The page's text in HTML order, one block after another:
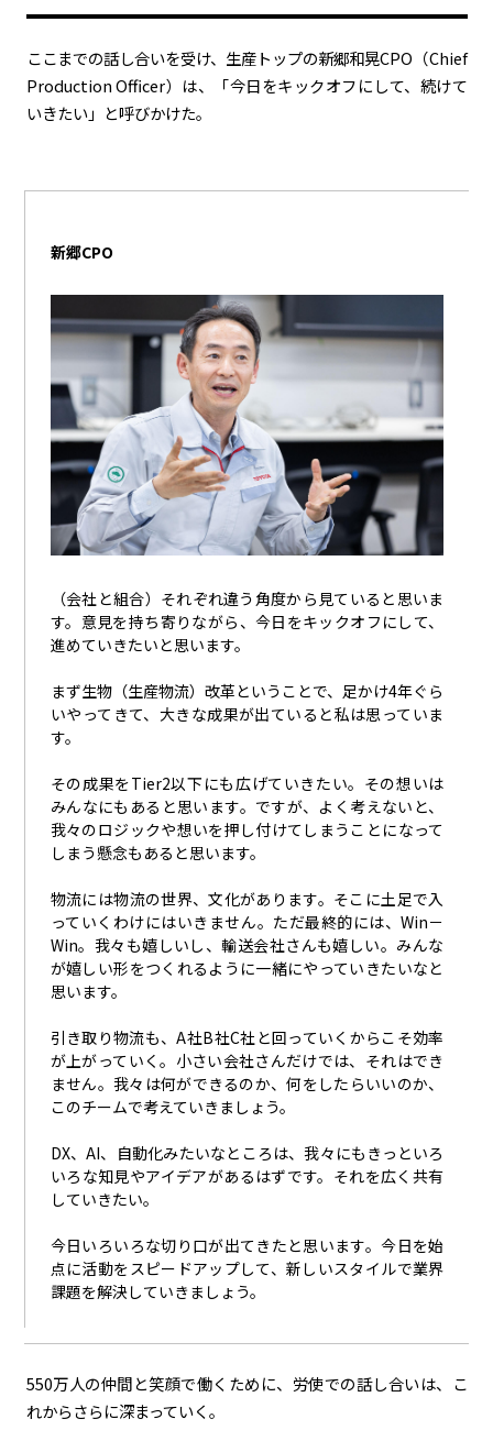
カーボンニュートラル 水素エンジン BEV 燃料電池車（FCEV）
Woven City
コーポレート
ここまでの話し合いを受け、生産トップの新郷和晃CPO （Chief
Production Officer）は、「今日をキックオフにして、続けて
いきたい」と呼びかけた。
新郷CPO
（会社と組合）それぞれ違う角度から見ていると思いま
す。意見を持ち寄りながら、今日をキックオフにして、
進めていきたいと思います。
まず生物（生産物流）改革ということで、足かけ4年ぐら
いやってきて、大きな成果が出ていると私は思っていま
す。
その成果をTier2以下にも広げていきたい。その想いは
みんなにもあると思います。ですが、よく考えないと、
我々のロジックや想いを押し付けてしまうことになって
しまう懸念もあると思います。
物流には物流の世界、文化があります。そこに土足で入
っていくわけにはいきません。ただ最終的には、Win－
Win。我々も嬉しいし、輸送会社さんも嬉しい。みんな
が嬉しい形をつくれるように一緒にやっていきたいなと
思います。
引き取り物流も、A社B社C社と回っていくからこそ効率
が上がっていく。小さい会社さんだけでは、それはでき
ません。我々は何ができるのか、何をしたらいいのか、
このチームで考えていきましょう。
DX、AI、自動化みたいなところは、我々にもきっといろ
いろな知見やアイデアがあるはずです。それを広く共有
していきたい。
今日いろいろな切り口が出てきたと思います。今日を始
点に活動をスピードアップして、新しいスタイルで業界
課題を解決していきましょう。
550万人の仲間と笑顔で働くために、労使での話し合いは、こ
れからさらに深まっていく。